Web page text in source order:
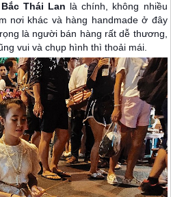
BắcThái Lan là chính, không nhiều
nơi khác và hàng handmade ở đây
là người bán hàng rất dễ thương,
vui và chụp hình thì thoải mái.